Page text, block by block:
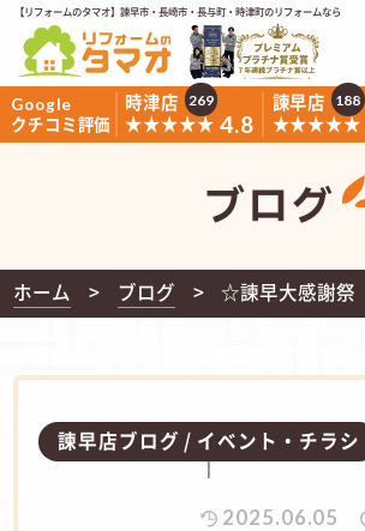
【リフォームのタマオ】諫早市・長崎市・長与町・時津町のリフォームなら
Google
クチコミ評価
時津店
★★★★★ 4.8
269
諫早店
★★★★★
188
ブログ
ホーム ブログ ☆諫早大感謝
諫早店ブログ イベント・チラシ
2025.06.05